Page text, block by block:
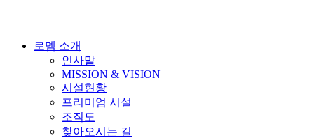
로뎀 소개
인사말
MISSION & VISION
시설현황
프리미엄 시설
조직도
찾아오시는 길